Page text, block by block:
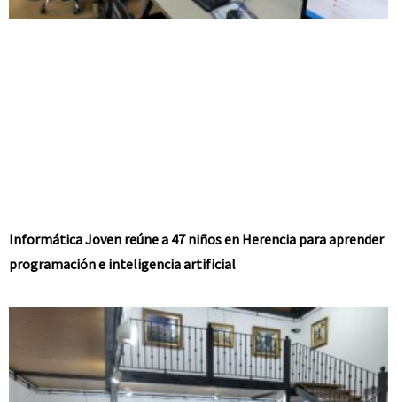
Informática Joven reúne a 47 niños en Herencia para aprender
programación e inteligencia artificial